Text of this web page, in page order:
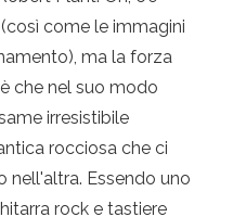
come le immagini
ma la forza
che nel suo modo
irresistibile
rocciosa che ci
Essendo uno
rock e tastiere